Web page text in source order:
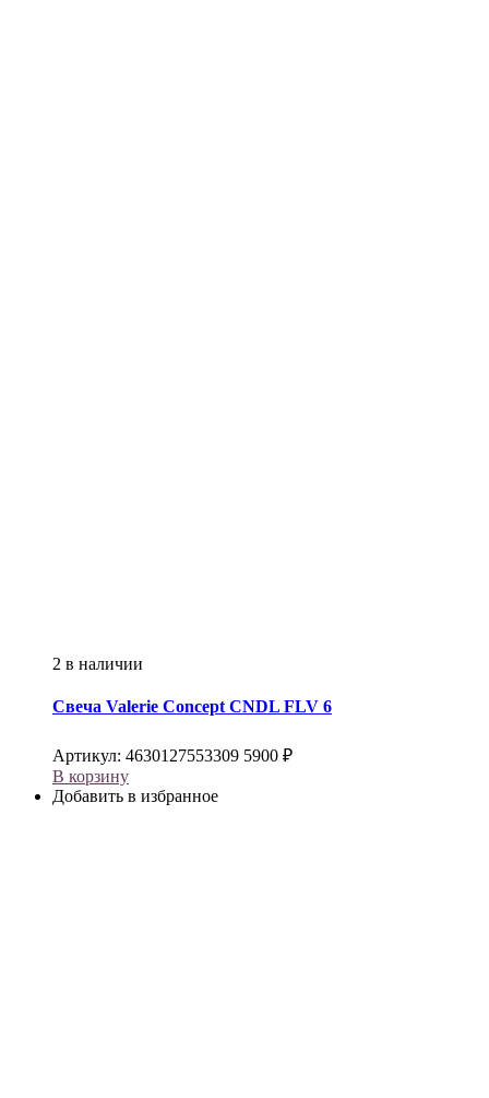
2 в наличии
Свеча Valerie ConceptCNDL FLV 6
Артикул: 4630127553309 5900 ₽
В корзину
Добавить в избранное